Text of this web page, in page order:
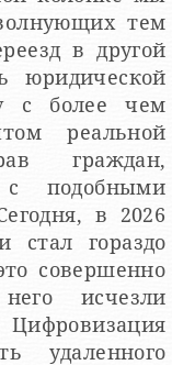
тем
в другой
юридической
с более чем
реальной
граждан,
с подобными
в 2026
стал гораздо
совершенно
исчезли
удаленного